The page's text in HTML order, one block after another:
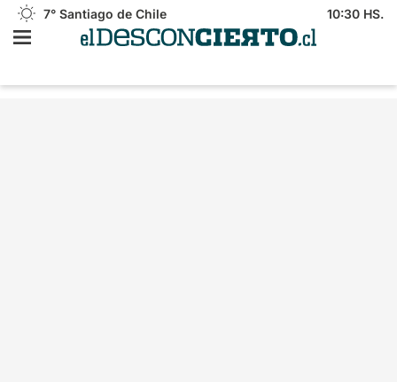
7° Santiago de Chile 10:30 HS.